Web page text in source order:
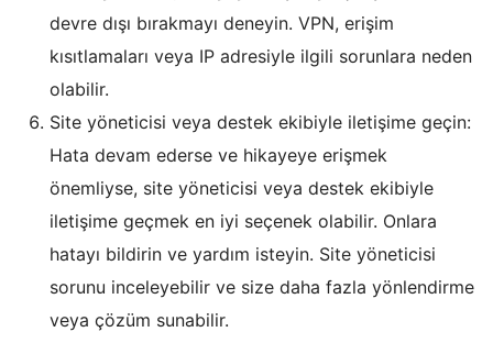
devre dışı bırakmayı deneyin. VPN, erişim
kısıtlamaları veya IP adresiyle ilgili sorunlara neden
olabilir.
Site yöneticisi veya destek ekibiyle iletişime geçin:
Hata devam ederse ve hikayeye erişmek
önemliyse, site yöneticisi veya destek ekibiyle
iletişime geçmek en iyi seçenek olabilir. Onlara
hatayı bildirin ve yardım isteyin. Site yöneticisi
sorunu inceleyebilir ve size daha fazla yönlendirme
veya çözüm sunabilir.